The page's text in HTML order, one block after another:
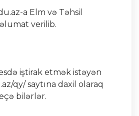
a Elm və Təhsil
verilib.
iştirak etmək istəyən
qy/ saytına daxil olaraq
bilərlər.